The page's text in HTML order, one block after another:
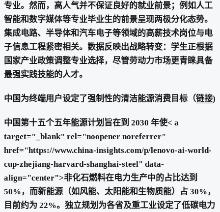
专业。然而，高人气并不保证良好的就业前景；例如人工
智能和数字媒体等专业毕业生的前景呈现两极分化态势。
集成电路、半导体和汽车电子等领域的高薪技术岗位与电
子信息工程紧密相关。数据反映出战略转变：学生正根据
国家产业政策调整专业选择，尽管劳动力市场更青睐具备
最强实践技能的人才。
中国为终端用户设定了强制性的清洁能源消费目标（链接)
中国第十五个五年能源计划旨在到 2030 年使< a
target="_blank" rel="noopener noreferrer"
href="https://www.china-insights.com/p/lenovo-ai-world-
cup-zhejiang-harvard-shanghai-steel" data-
align="center">非化石燃料在电力生产中的占比达到
50%，而新能源（如风能、太阳能和生物质能）占 30%，
目前约为 22%。独立规划为各省及重工业设定了低碳电力